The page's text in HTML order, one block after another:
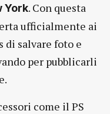
York. Con questa
ufficialmente ai
di salvare foto e
per pubblicarli
come il PS